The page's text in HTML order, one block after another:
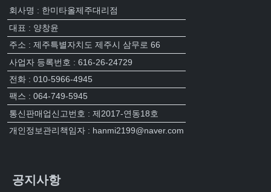
회사명 : 한미타올제주대리점
대표 : 양창윤
주소 : 제주특별자치도 제주시 삼무로 66
사업자 등록번호 : 616-26-24729
전화 : 010-5966-4945
팩스 : 064-749-5945
통신판매업신고번호 : 제2017-연동18호
개인정보관리책임자 : hanmi2199@naver.com
공지사항